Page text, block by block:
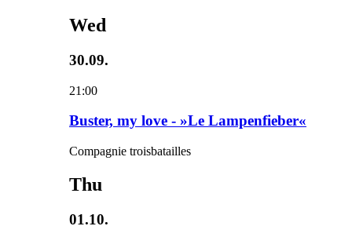
Wed
30.09.
21:00
Buster, my love - »Le Lampenfieber«
Compagnie troisbatailles
Thu
01.10.